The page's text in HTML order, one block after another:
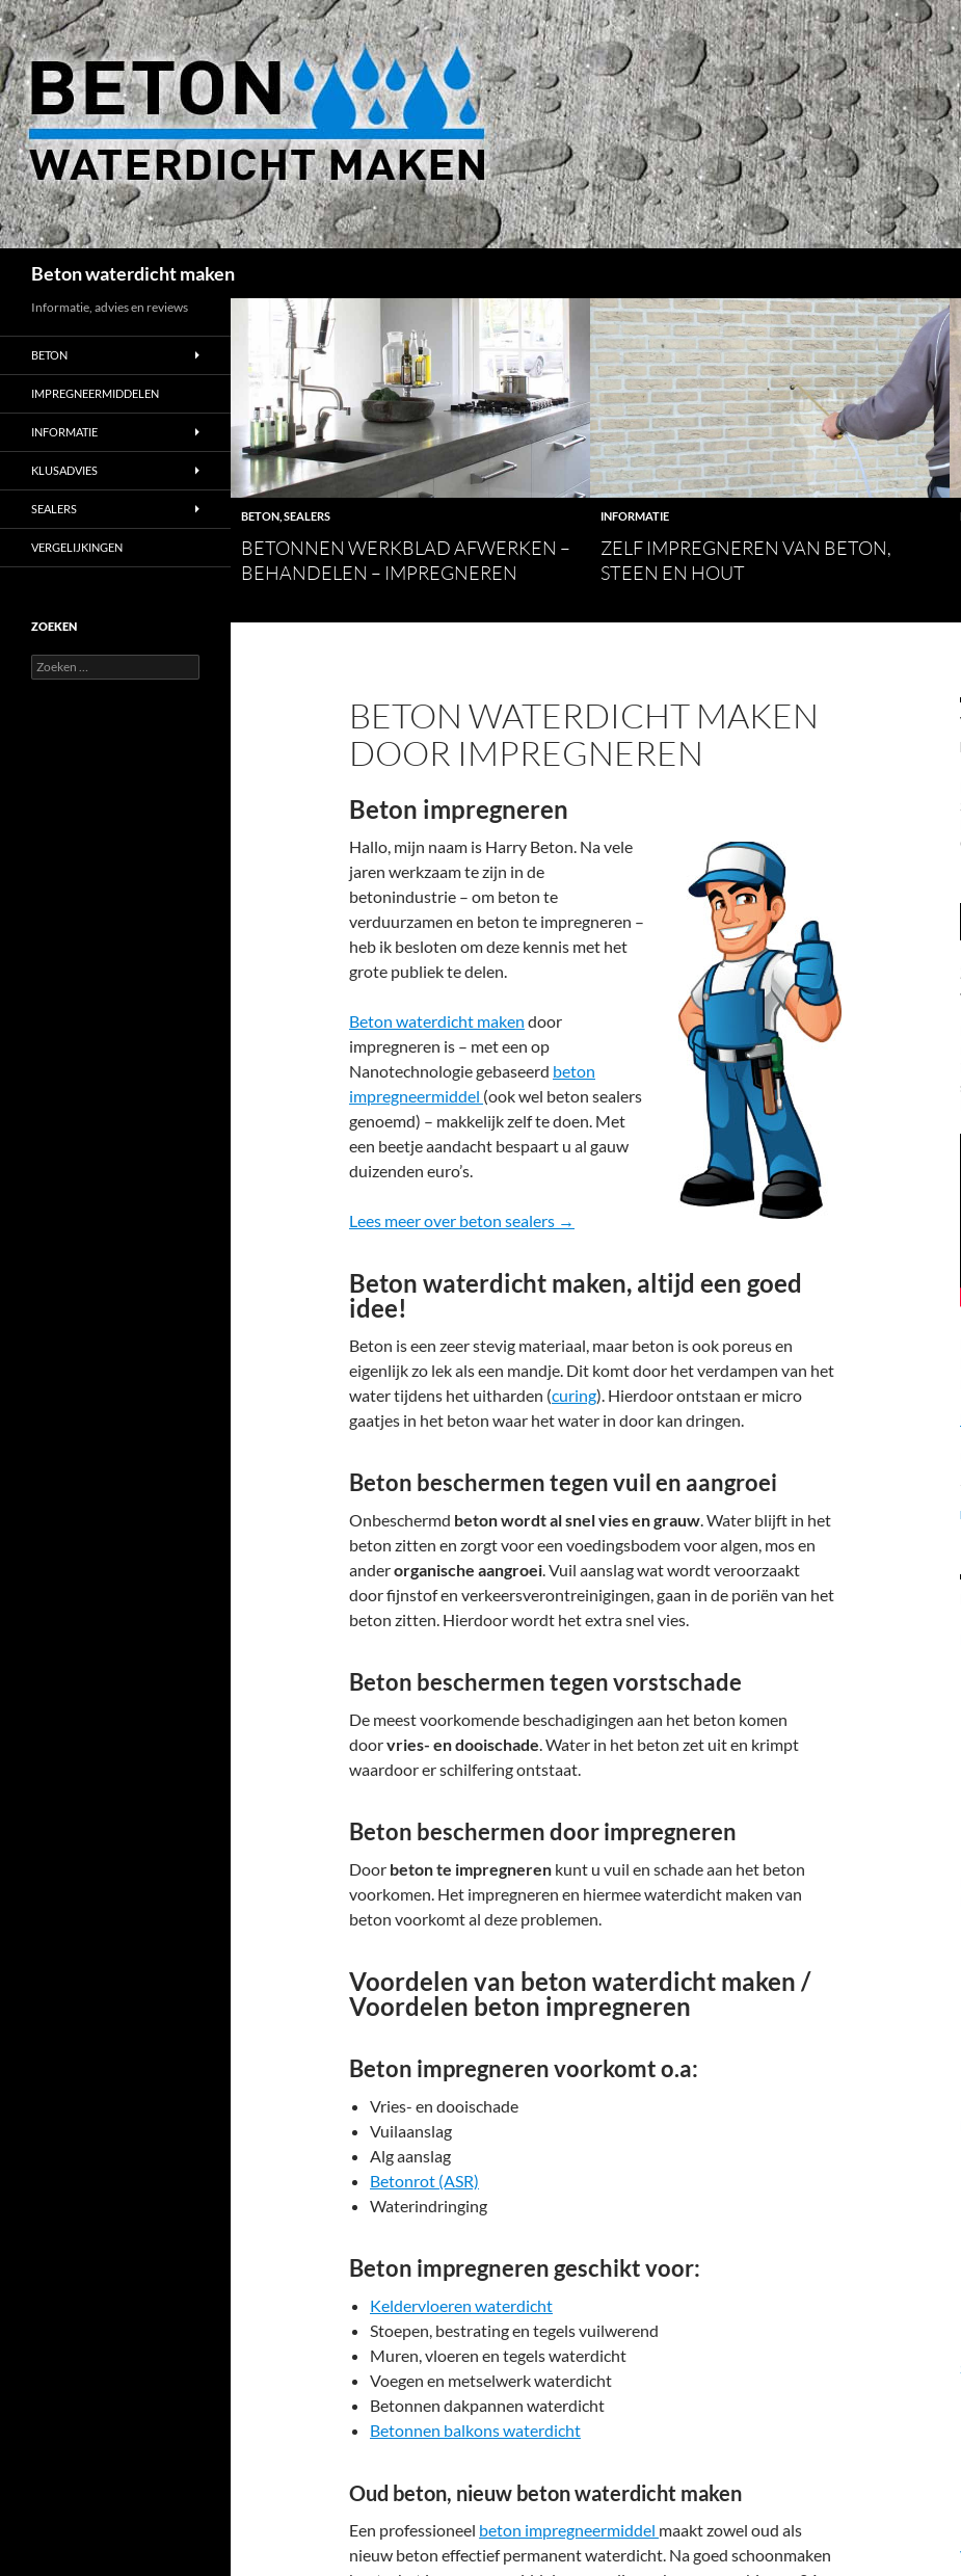
Beton waterdicht maken
BETON SEALERS
BETONNEN WERKBLAD AFWERKEN –
BEHANDELEN – IMPREGNEREN
INFORMATIE
ZELF IMPREGNEREN VAN BETON,
STEEN EN HOUT
BETON WATERDICHT MAKEN
DOOR IMPREGNEREN
Beton impregneren
Hallo, mijn naam is Harry Beton. Na vele
jaren werkzaam te zijn in de
betonindustrie – om beton te
verduurzamen en beton te impregneren –
heb ik besloten om deze kennis met het
grote publiek te delen.
Beton waterdicht maken door
impregneren is – met een op
Nanotechnologie gebaseerd beton
impregneermiddel (ook wel beton sealers
genoemd) – makkelijk zelf te doen. Met
een beetje aandacht bespaart u al gauw
duizenden euro’s.
Lees meer over beton sealers →
Beton waterdicht maken, altijd een goed
idee!
Beton is een zeer stevig materiaal, maar beton is ook poreus en
eigenlijk zo lek als een mandje. Dit komt door het verdampen van het
water tijdens het uitharden (curing). Hierdoor ontstaan er micro
gaatjes in het beton waar het water in door kan dringen.
Beton beschermen tegen vuil en aangroei
Onbeschermd beton wordt al snel vies en grauw . Water blijft in het
beton zitten en zorgt voor een voedingsbodem voor algen, mos en
anderorganische aangroei . Vuil aanslag wat wordt veroorzaakt
door fijnstof en verkeersverontreinigingen, gaan in de poriën van het
beton zitten. Hierdoor wordt het extra snel vies.
Beton beschermen tegen vorstschade
De meest voorkomende beschadigingen aan het beton komen
doorvries- en dooischade . Water in het beton zet uit en krimpt
waardoor er schilfering ontstaat.
Beton beschermen door impregneren
Door beton te impregneren kunt u vuil en schade aan het beton
voorkomen. Het impregneren en hiermee waterdicht maken van
beton voorkomt al deze problemen.
Voordelen van beton waterdicht maken /
Voordelen beton impregneren
Beton impregneren voorkomt o.a:
Vries- en dooischade
Vuilaanslag
Alg aanslag
Betonrot (ASR)
Waterindringing
Beton impregneren geschikt voor:
Keldervloeren waterdicht
Stoepen, bestrating en tegels vuilwerend
Muren, vloeren en tegels waterdicht
Voegen en metselwerk waterdicht
Betonnen dakpannen waterdicht
Betonnen balkons waterdicht
Oud beton, nieuw beton waterdicht maken
Een professioneel beton impregneermiddel maakt zowel oud als
nieuw beton effectief permanent waterdicht. Na goed schoonmaken
Informatie, advies en reviews
BETON
IMPREGNEERMIDDELEN
INFORMATIE
KLUSADVIES
SEALERS
VERGELIJKINGEN
ZOEKEN
Zoeken
naar: